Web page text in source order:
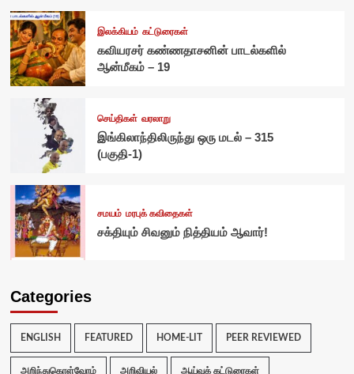
இலக்கியம் கட்டுரைகள்
கவியரசர் கண்ணதாசனின் பாடல்களில்
ஆன்மீகம் – 19
செய்திகள் வரலாறு
இங்கிலாந்திலிருந்து ஒரு மடல் – 315
(பகுதி-1)
சமயம் மரபுக் கவிதைகள்
சக்தியும் சிவனும் நித்தியம் ஆவார்!
Categories
ENGLISH FEATURED HOME-LIT PEER REVIEWED
அறிந்துகொள்வோம் அறிவியல் ஆய்வுக் கட்டுரைகள்